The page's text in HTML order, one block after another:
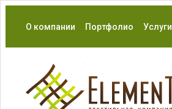
О компании Портфолио Услуги